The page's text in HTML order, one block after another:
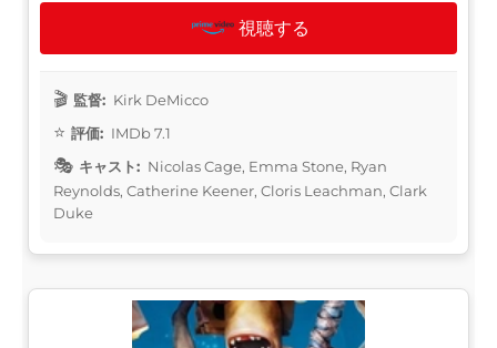
視聴する
監督: Kirk DeMicco
評価: IMDb 7.1
キャスト: Nicolas Cage, Emma Stone, Ryan
Reynolds, Catherine Keener, Cloris Leachman, Clark
Duke